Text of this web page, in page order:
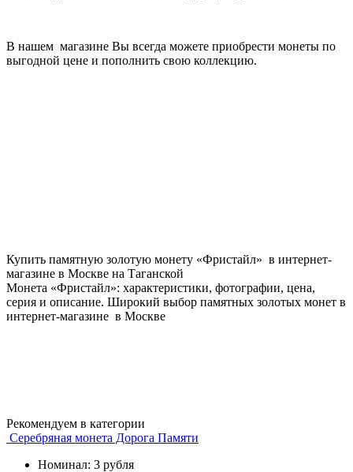
В нашем магазине Вы всегда можете приобрести монеты по
выгодной цене и пополнить свою коллекцию.
Купить памятную золотую монету «Фристайл» в интернет-
магазине в Москве на Таганской
Монета «Фристайл»: характеристики, фотографии, цена,
серия и описание. Широкий выбор памятных золотых монет в
интернет-магазине в Москве
Рекомендуем в категории
Серебряная монета Дорога Памяти
Номинал: 3 рубля